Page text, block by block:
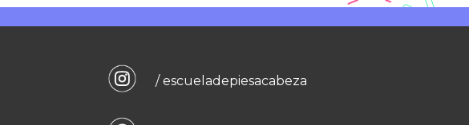
/ escueladepiesacabeza